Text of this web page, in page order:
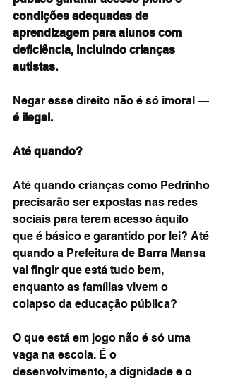
condições adequadas de
aprendizagem para alunos com
deficiência, incluindo crianças
autistas.
Negar esse direito não é só imoral —
é ilegal.
Até quando?
Até quando crianças como Pedrinho
precisarão ser expostas nas redes
sociais para terem acesso àquilo
que é básico e garantido por lei? Até
quando a Prefeitura de Barra Mansa
vai fingir que está tudo bem,
enquanto as famílias vivem o
colapso da educação pública?
O que está em jogo não é só uma
vaga na escola. É o
desenvolvimento, a dignidade e o